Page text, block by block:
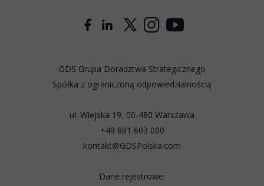
GDS Grupa Doradztwa Strategicznego
Spółka z ograniczoną odpowiedzialnością
ul. Wiejska 19, 00-480 Warszawa
+48 881 603 000
kontakt@GDSPolska.com
Dane rejestrowe: